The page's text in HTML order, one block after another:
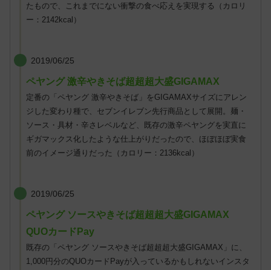
たもので、これまでにない衝撃の食べ応えを実現する（カロリ
ー：2142kcal）
2019/06/25
ペヤング 激辛やきそば超超超大盛GIGAMAX
定番の「ペヤング 激辛やきそば」をGIGAMAXサイズにアレン
ジした変わり種で、セブンイレブン先行商品として展開。麺・
ソース・具材・辛さレベルなど、既存の激辛ペヤングを実直に
ギガマックス化したような仕上がりだったので、ほぼほぼ実食
前のイメージ通りだった（カロリー：2136kcal）
2019/06/25
ペヤング ソースやきそば超超超大盛GIGAMAX
QUOカードPay
既存の「ペヤング ソースやきそば超超超大盛GIGAMAX」に、
1,000円分のQUOカードPayが入っているかもしれないインスタ